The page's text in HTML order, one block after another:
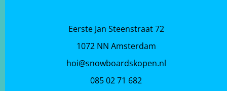
Eerste Jan Steenstraat 72
1072 NN Amsterdam
hoi@snowboardskopen.nl
085 02 71 682